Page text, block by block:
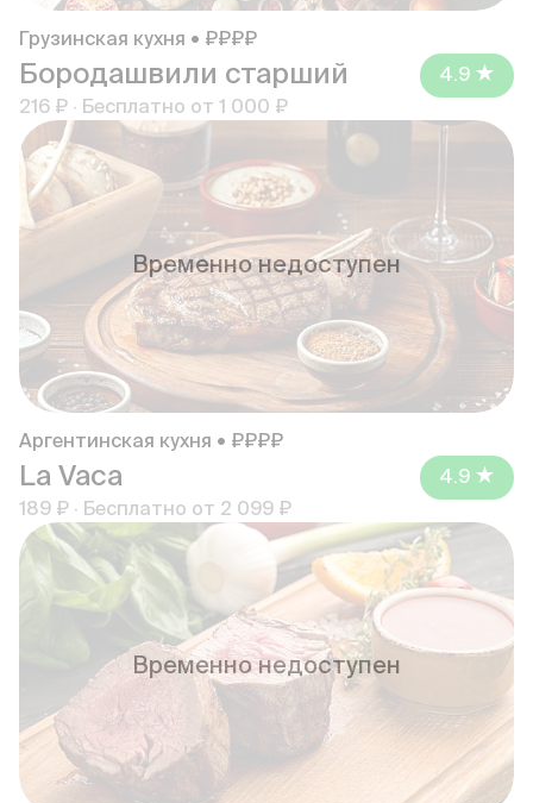
Грузинская кухня • ₽₽₽₽
Бородашвили старший
216 ₽ · Бесплатно от 1 000 ₽
4.9
Временно недоступен
Аргентинская кухня • ₽₽₽₽
La Vaca
189 ₽ · Бесплатно от 2 099 ₽
4.9
Временно недоступен